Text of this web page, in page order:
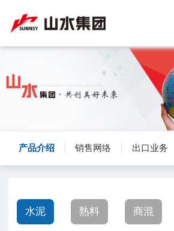
产品介绍 销售网络 出口业务
水泥 熟料 商混